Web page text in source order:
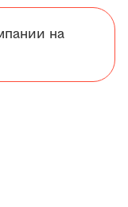
на